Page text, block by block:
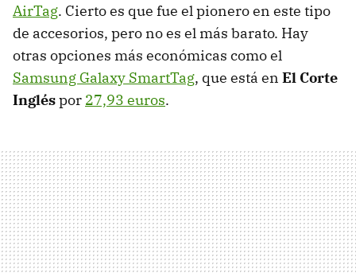
AirTag. Cierto es que fue el pionero en este tipo
de accesorios, pero no es el más barato. Hay
otras opciones más económicas como el
Samsung Galaxy SmartTag, que está en El Corte
Ingléspor 27,93 euros.